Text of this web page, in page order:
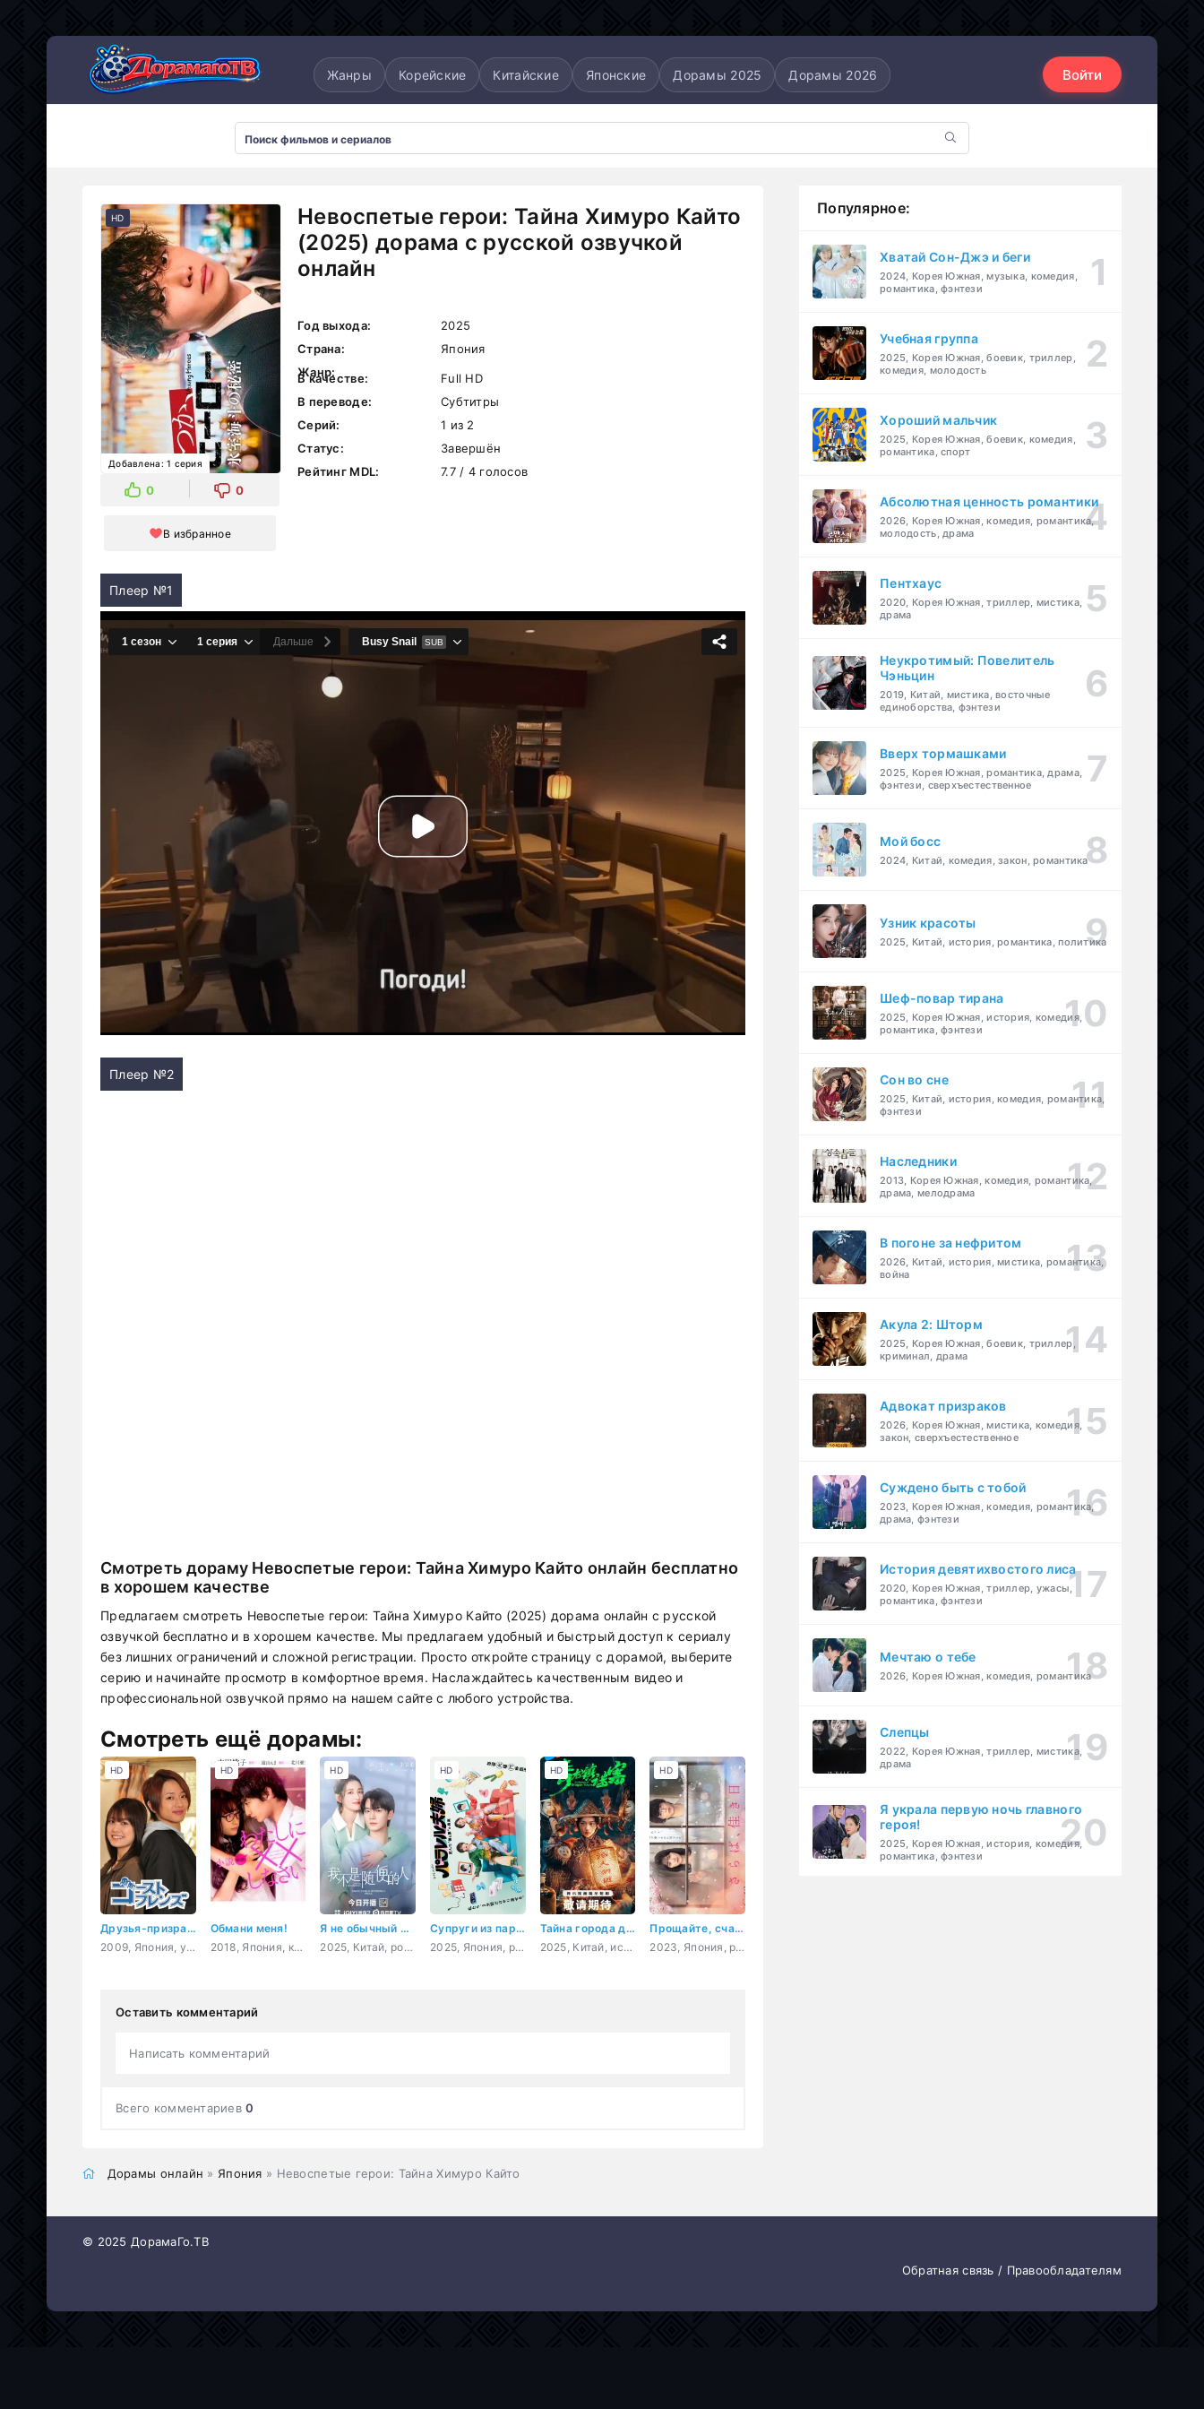
Жанры Корейские Китайские Японские Дорамы 2025 Дорамы 2026 Войти
HD
Добавлена: 1 серия
0 0
В избранное
Невоспетые герои: Тайна Химуро Кайто
(2025) дорама с русской озвучкой
онлайн
Год выхода:
2025
Страна:
Япония
Жанр:
В качестве:
Full HD
В переводе:
Субтитры
Серий:
1 из 2
Статус:
Завершён
Рейтинг MDL:
7.7 / 4 голосов
Плеер №1
Плеер №2
Смотреть дораму Невоспетые герои: Тайна Химуро Кайто онлайн бесплатно
в хорошем качестве
Предлагаем смотреть Невоспетые герои: Тайна Химуро Кайто (2025) дорама онлайн с русской
озвучкой бесплатно и в хорошем качестве. Мы предлагаем удобный и быстрый доступ к сериалу
без лишних ограничений и сложной регистрации. Просто откройте страницу с дорамой, выберите
серию и начинайте просмотр в комфортное время. Наслаждайтесь качественным видео и
профессиональной озвучкой прямо на нашем сайте с любого устройства.
Смотреть ещё дорамы:
Друзья-призраки
2009, Япония, ужасы, комедия, романтика, сверхъестественное
HD
Обмани меня!
2018, Япония, комедия, романтика, молодость
HD
Я не обычный человек
2025, Китай, романтика, драма
HD
Супруги из параллельных миров: Тайна нашей смерти
2025, Япония, романтика, фэнтези
HD
Тайна города дракона
2025, Китай, история, мистика, ужасы
HD
Прощайте, счастливые дни
2023, Япония, романтика, драма
HD
Оставить комментарий
Написать комментарий
Всего комментариев0
Дорамы онлайн » Япония » Невоспетые герои: Тайна Химуро Кайто
Популярное:
Хватай Сон-Джэ и беги
2024, Корея Южная, музыка, комедия,
романтика, фэнтези
Учебная группа
2025, Корея Южная, боевик, триллер,
комедия, молодость
Хороший мальчик
2025, Корея Южная, боевик, комедия,
романтика, спорт
Абсолютная ценность романтики
2026, Корея Южная, комедия, романтика,
молодость, драма
Пентхаус
2020, Корея Южная, триллер, мистика,
драма
Неукротимый: Повелитель
Чэньцин
2019, Китай, мистика, восточные
единоборства, фэнтези
Вверх тормашками
2025, Корея Южная, романтика, драма,
фэнтези, сверхъестественное
Мой босс
2024, Китай, комедия, закон, романтика
Узник красоты
2025, Китай, история, романтика, политика
Шеф-повар тирана
2025, Корея Южная, история, комедия,
романтика, фэнтези
Cон во сне
2025, Китай, история, комедия, романтика,
фэнтези
Наследники
2013, Корея Южная, комедия, романтика,
драма, мелодрама
В погоне за нефритом
2026, Китай, история, мистика, романтика,
война
Акула 2: Шторм
2025, Корея Южная, боевик, триллер,
криминал, драма
Адвокат призраков
2026, Корея Южная, мистика, комедия,
закон, сверхъестественное
Суждено быть с тобой
2023, Корея Южная, комедия, романтика,
драма, фэнтези
История девятихвостого лиса
2020, Корея Южная, триллер, ужасы,
романтика, фэнтези
Мечтаю о тебе
2026, Корея Южная, комедия, романтика
Слепцы
2022, Корея Южная, триллер, мистика,
драма
Я украла первую ночь главного
героя!
2025, Корея Южная, история, комедия,
романтика, фэнтези
© 2025 ДорамаГо.ТВ
Обратная связь / Правообладателям
Дорамы 2025 Дорамы 2026